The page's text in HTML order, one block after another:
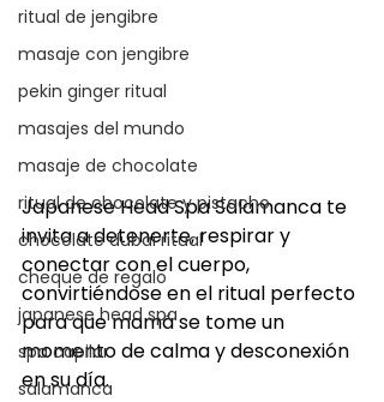
ritual de jengibre
masaje con jengibre
pekin ginger ritual
masajes del mundo
masaje de chocolate
ritual de chocolate y pistacho
chocolate dubai ritual
cheque de regalo
japanese head spa
spa capilar
salamanca
Japanese Head Spa Salamanca te
invita a detenerte, respirar y
conectar con el cuerpo,
convirtiéndose en el ritual perfecto
para que mamá se tome un
momento de calma y desconexión
en su día.